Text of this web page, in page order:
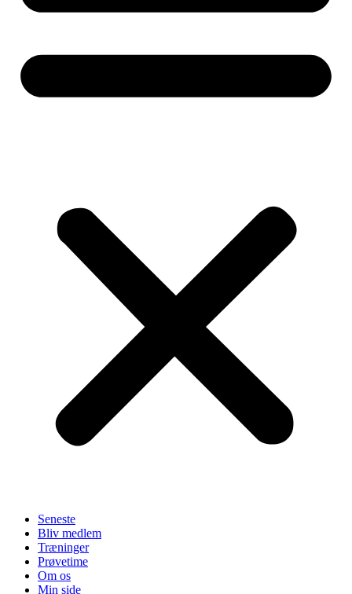
Seneste
Bliv medlem
Træninger
Prøvetime
Om os
Min side